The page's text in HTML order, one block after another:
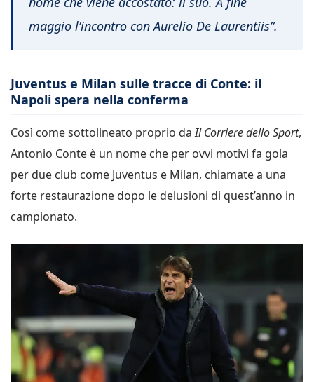
maggio l’incontro con Aurelio De Laurentiis”.
Juventus e Milan sulle tracce di Conte: il
Napoli spera nella conferma
Così come sottolineato proprio daIl Corriere dello Sport,
Antonio Conte è un nome che per ovvi motivi fa gola
per due club come Juventus e Milan, chiamate a una
forte restaurazione dopo le delusioni di quest’anno in
campionato.